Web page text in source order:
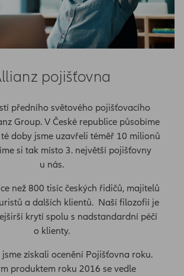
pojišťovna
předního světového pojišťovacího
Group. V České republice působíme
doby jsme uzavřeli téměř 10 milionů
si tak místo 3. největší pojišťovny
u nás.
než 800 tisíc českých řidičů, majitelů
a dalších klientů. Naší filozofií je
krytí spolu s nadstandardní péčí
o klienty.
získali ocenění Pojišťovna roku.
produktem roku 2016 se vedle